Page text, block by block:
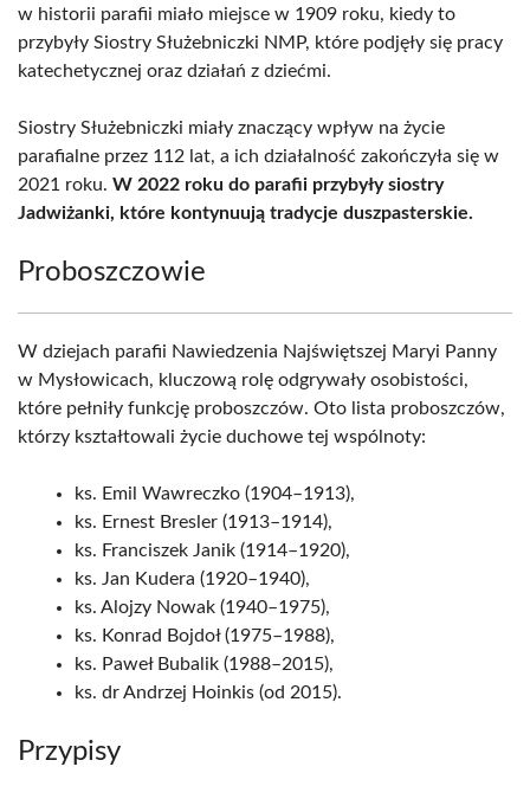
w historii parafii miało miejsce w 1909 roku, kiedy to
przybyły Siostry Służebniczki NMP, które podjęły się pracy
katechetycznej oraz działań z dziećmi.
Siostry Służebniczki miały znaczący wpływ na życie
parafialne przez 112 lat, a ich działalność zakończyła się w
2021 roku. W 2022 roku do parafii przybyły siostry
Jadwiżanki, które kontynuują tradycje duszpasterskie.
Proboszczowie
W dziejach parafii Nawiedzenia Najświętszej Maryi Panny
w Mysłowicach, kluczową rolę odgrywały osobistości,
które pełniły funkcję proboszczów. Oto lista proboszczów,
którzy kształtowali życie duchowe tej wspólnoty:
ks. Emil Wawreczko (1904–1913),
ks. Ernest Bresler (1913–1914),
ks. Franciszek Janik (1914–1920),
ks. Jan Kudera (1920–1940),
ks. Alojzy Nowak (1940–1975),
ks. Konrad Bojdoł (1975–1988),
ks. Paweł Bubalik (1988–2015),
ks. dr Andrzej Hoinkis (od 2015).
Przypisy